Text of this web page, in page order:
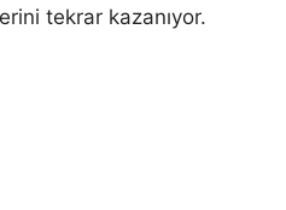
tekrar kazanıyor.